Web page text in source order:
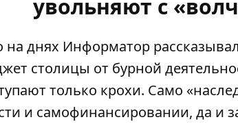
увольняют с
днях Информатор
столицы от бурной
только крохи. Само
и самофинансировании, да и